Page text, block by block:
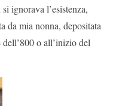
ignorava l’esistenza,
da mia nonna, depositata
o all’inizio del